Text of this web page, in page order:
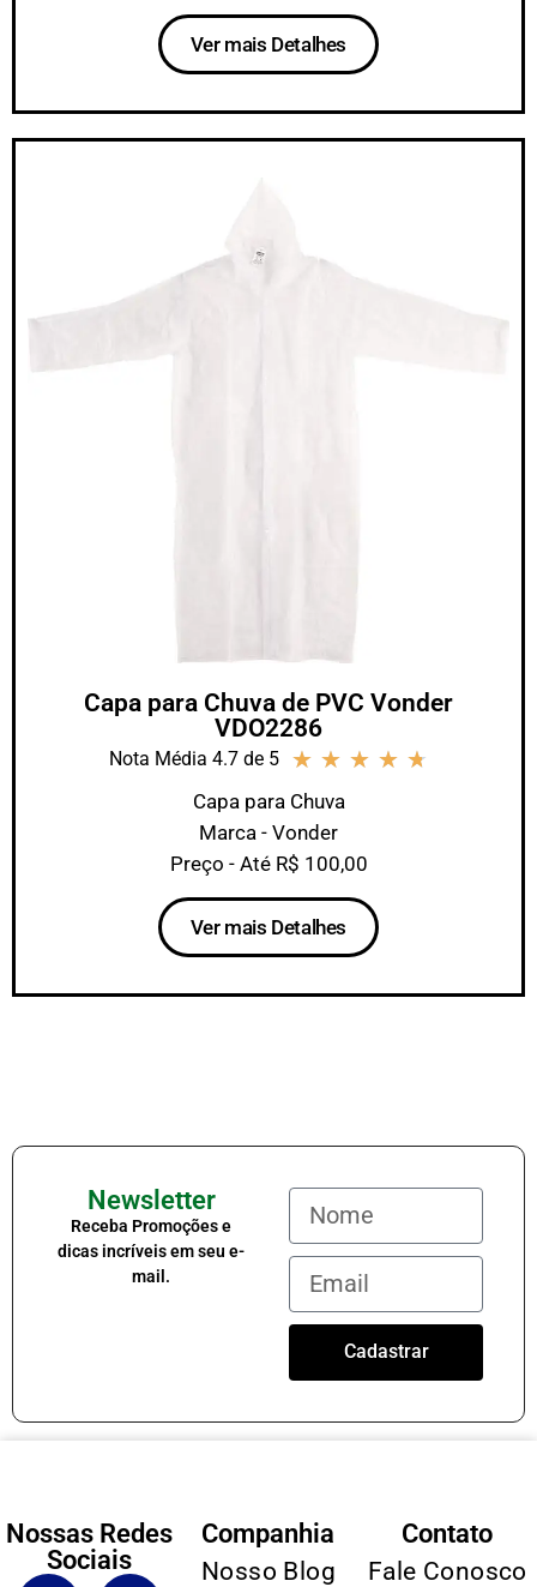
Ver mais Detalhes
Capa para Chuva de PVC Vonder
VDO2286
Nota Média 4.7 de 5 ★ ★ ★ ★ ★
Capa para Chuva
Marca - Vonder
Preço - Até R$ 100,00
Ver mais Detalhes
Newsletter
Receba Promoções e
dicas incríveis em seu e-
mail.
Cadastrar
Nossas Redes
Sociais
Companhia
Nosso Blog
Contato
Fale Conosco